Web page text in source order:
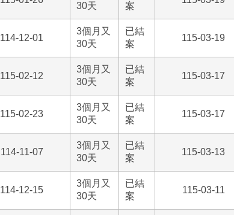
30天
案
114-12-01
3個月又
30天
已結
案
115-03-19
115-02-12
3個月又
30天
已結
案
115-03-17
115-02-23
3個月又
30天
已結
案
115-03-17
114-11-07
3個月又
30天
已結
案
115-03-13
114-12-15
3個月又
30天
已結
案
115-03-11